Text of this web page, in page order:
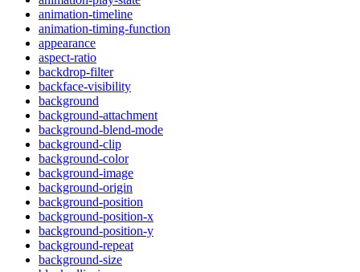
animation-timeline
animation-timing-function
appearance
aspect-ratio
backdrop-filter
backface-visibility
background
background-attachment
background-blend-mode
background-clip
background-color
background-image
background-origin
background-position
background-position-x
background-position-y
background-repeat
background-size